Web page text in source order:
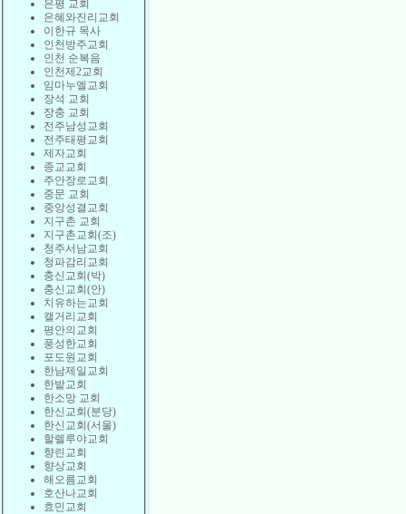
은평 교회
은혜와진리교회
이한규 목사
인천방주교회
인천 순복음
인천제2교회
임마누엘교회
장석 교회
장충 교회
전주남성교회
전주태평교회
제자교회
종교교회
주안장로교회
중문 교회
중앙성결교회
지구촌 교회
지구촌교회(조)
청주서남교회
청파감리교회
충신교회(박)
충신교회(안)
치유하는교회
캘거리교회
평안의교회
풍성한교회
포도원교회
한남제일교회
한밭교회
한소망 교회
한신교회(분당)
한신교회(서울)
할렐루야교회
향린교회
향상교회
해오름교회
호산나교회
효민교회